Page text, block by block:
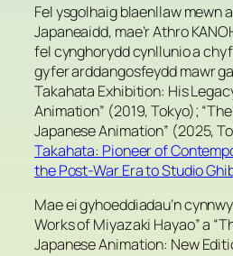
Fel ysgolhaig blaenllaw mewn
Japaneaidd, mae’r Athro
fel cynghorydd cynllunio a
gyfer arddangosfeydd mawr
Takahata Exhibition: His
Animation” (2019, Tokyo);
Japanese Animation” (2025,
Takahata: Pioneer of
the Post-War Era to Studio
Mae ei gyhoeddiadau’n
Works of Miyazaki Hayao” a
Japanese Animation: New